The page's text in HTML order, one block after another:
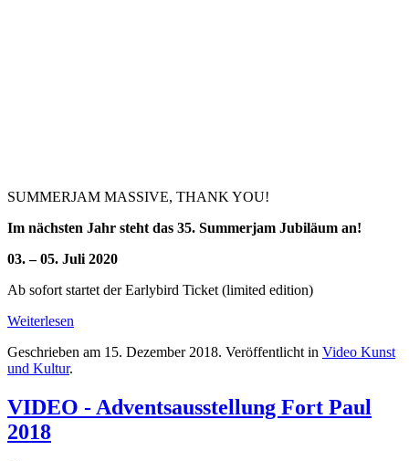
SUMMERJAM MASSIVE, THANK YOU!
Im nächsten Jahr steht das 35. Summerjam Jubiläum an!
03. – 05. Juli 2020
Ab sofort startet der Earlybird Ticket (limited edition)
Weiterlesen
Geschrieben am 15. Dezember 2018. Veröffentlicht in Video Kunst
und Kultur.
VIDEO - Adventsausstellung Fort Paul
2018